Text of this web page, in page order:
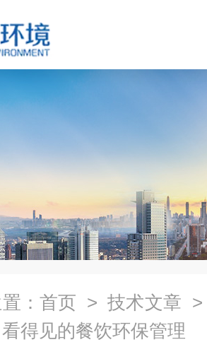
： 首页 > 技术文章
得见的餐饮环保管理